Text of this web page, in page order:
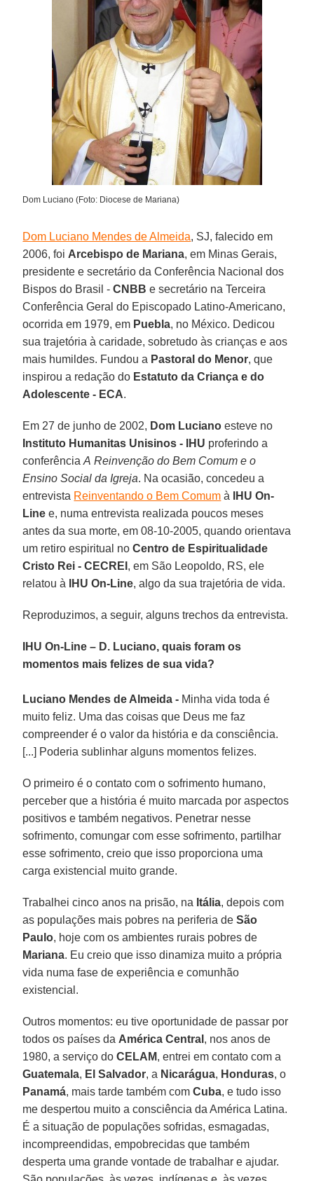
Dom Luciano (Foto: Diocese de Mariana)
Dom Luciano Mendes de Almeida, SJ, falecido em
2006, foi Arcebispo de Mariana, em Minas Gerais,
presidente e secretário da Conferência Nacional dos
Bispos do Brasil -CNBB e secretário na Terceira
Conferência Geral do Episcopado Latino-Americano,
ocorrida em 1979, em Puebla, no México. Dedicou
sua trajetória à caridade, sobretudo às crianças e aos
mais humildes. Fundou a Pastoral do Menor, que
inspirou a redação do Estatuto da Criança e do
Adolescente - ECA.
Em 27 de junho de 2002, Dom Luciano esteve no
Instituto Humanitas Unisinos - IHU proferindo a
conferênciaA Reinvenção do Bem Comum e o
Ensino Social da Igreja. Na ocasião, concedeu a
entrevista Reinventando o Bem Comum à
IHU On-
Line e, numa entrevista realizada poucos meses
antes da sua morte, em 08-10-2005, quando orientava
um retiro espiritual noCentro de Espiritualidade
Cristo Rei - CECREI , em São Leopoldo, RS, ele
relatou à
IHU On-Line, algo da sua trajetória de vida.
Reproduzimos, a seguir, alguns trechos da entrevista.
IHU On-Line – D. Luciano, quais foram os
momentos mais felizes de sua vida?
Luciano Mendes de Almeida - Minha vida toda é
muito feliz. Uma das coisas que Deus me faz
compreender é o valor da história e da consciência.
[...] Poderia sublinhar alguns momentos felizes.
O primeiro é o contato com o sofrimento humano,
perceber que a história é muito marcada por aspectos
positivos e também negativos. Penetrar nesse
sofrimento, comungar com esse sofrimento, partilhar
esse sofrimento, creio que isso proporciona uma
carga existencial muito grande.
Trabalhei cinco anos na prisão, na Itália, depois com
as populações mais pobres na periferia deSão
Paulo, hoje com os ambientes rurais pobres de
Mariana. Eu creio que isso dinamiza muito a própria
vida numa fase de experiência e comunhão
existencial.
Outros momentos: eu tive oportunidade de passar por
todos os países da América Central , nos anos de
1980, a serviço doCELAM, entrei em contato com a
Guatemala, El Salvador, a Nicarágua, Honduras, o
Panamá, mais tarde também comCuba, e tudo isso
me despertou muito a consciência da América Latina.
É a situação de populações sofridas, esmagadas,
incompreendidas, empobrecidas que também
desperta uma grande vontade de trabalhar e ajudar.